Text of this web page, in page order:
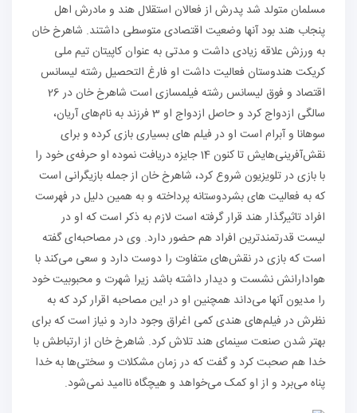
مسلمان متولد شد پدرش از فعالان استقلال هند و مادرش اهل
پنجاب هند بود آنها وضعیت اقتصادی متوسطی داشتند. شاهرخ خان
به ورزش علاقه زیادی داشت و مدتی به عنوان کاپیتان تیم ملی
کریکت هندوستان فعالیت داشت او فارغ التحصیل رشته لیسانس
اقتصاد و فوق لیسانس رشته فیلمسازی است شاهرخ خان در 26
سالگی ازدواج کرد و حاصل ازدواج او 3 فرزند به نام‌های آریان،
سوهانا و آبرام است او در فیلم های بسیاری بازی کرده و برای
نقش‌آفرینی‌هایش تا کنون 14 جایزه دریافت نموده او حرفه‌ی خود را
با بازی در تلویزیون شروع کرد، شاهرخ خان از جمله بازیگرانی است
که به فعالیت های بشردوستانه پرداخته و به همین دلیل در فهرست
افراد تاثیرگذار هند قرار گرفته است لازم به ذکر است که او در
لیست قدرتمندترین افراد هم حضور دارد. وی در مصاحبه‌ای گفته
است که بازی در نقش‌های متفاوت را دوست دارد و سعی می‌کند با
هوادارانش نشست و دیدار داشته باشد زیرا شهرت و محبوبیت خود
را مدیون آنها می‌داند همچنین او در این مصاحبه اقرار کرد که به
نظرش در فیلم‌های هندی کمی اغراق وجود دارد و نیاز است که برای
بهتر شدن صنعت سینمای هند تلاش کرد. شاهرخ خان از ارتباطش با
خدا هم صحبت کرد و گفت که در زمان مشکلات و سختی‌ها به خدا
پناه می‌برد و از او کمک می‌خواهد و هیچگاه ناامید نمی‌شود.